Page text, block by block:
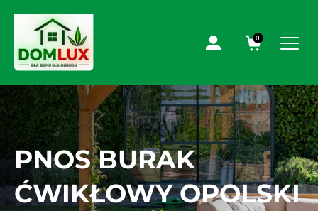
0
PNOS BURAK
ĆWIKŁOWY OPOLSKI